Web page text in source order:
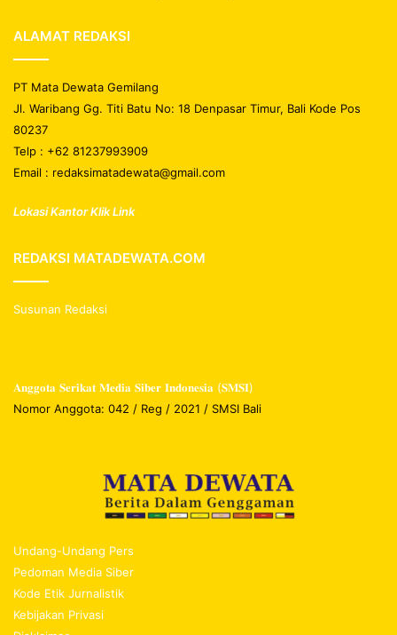
ALAMAT REDAKSI
PT Mata Dewata Gemilang
Jl. Waribang Gg. Titi Batu No: 18 Denpasar Timur, Bali Kode Pos
80237
Telp : +62 81237993909
Email : redaksimatadewata@gmail.com
Lokasi Kantor Klik Link
REDAKSI MATADEWATA.COM
Susunan Redaksi
𝐀𝐧𝐠𝐠𝐨𝐭𝐚 𝐒𝐞𝐫𝐢𝐤𝐚𝐭 𝐌𝐞𝐝𝐢𝐚 𝐒𝐢𝐛𝐞𝐫 𝐈𝐧𝐝𝐨𝐧𝐞𝐬𝐢𝐚 (𝐒𝐌𝐒𝐈)
Nomor Anggota: 042 / Reg / 2021 / SMSI Bali
Undang-Undang Pers
Pedoman Media Siber
Kode Etik Jurnalistik
Kebijakan Privasi